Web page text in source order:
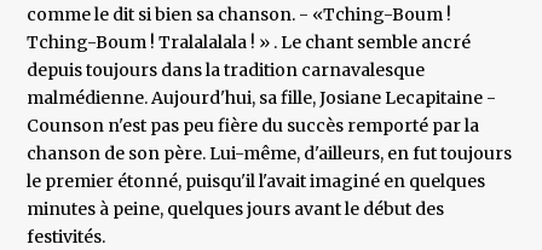
comme le dit si bien sa chanson. - «Tching-Boum !
Tching-Boum ! Tralalalala ! » . Le chant semble ancré
depuis toujours dans la tradition carnavalesque
malmédienne. Aujourd'hui, sa fille, Josiane Lecapitaine -
Counson n'est pas peu fière du succès remporté par la
chanson de son père. Lui-même, d'ailleurs, en fut toujours
le premier étonné, puisqu'il l'avait imaginé en quelques
minutes à peine, quelques jours avant le début des
festivités.